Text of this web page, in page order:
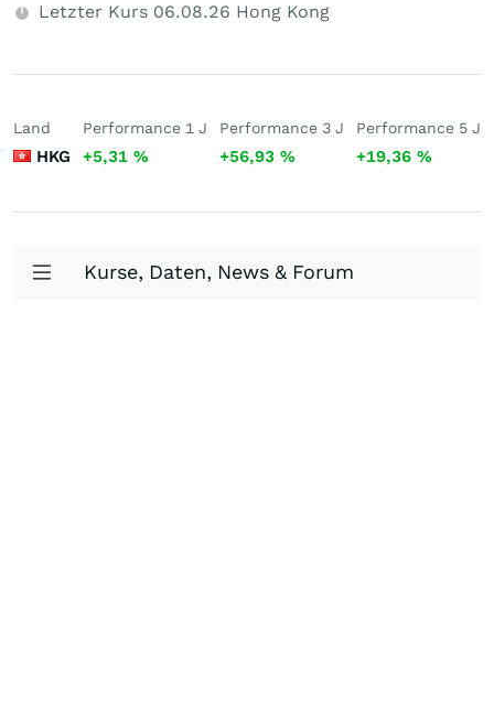
Letzter Kurs 06.08.26 Hong Kong
Land
HKG
Performance 1 J
+5,31 %
Performance 3 J
+56,93 %
Performance 5 J
+19,36 %
Kurse, Daten, News & Forum